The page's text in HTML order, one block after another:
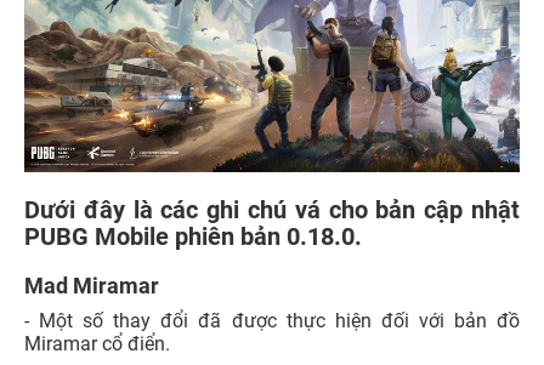
Dưới đây là các ghi chú vá cho bản cập nhật
PUBG Mobile phiên bản 0.18.0.
Mad Miramar
- Một số thay đổi đã được thực hiện đối với bản đồ
Miramar cổ điển.